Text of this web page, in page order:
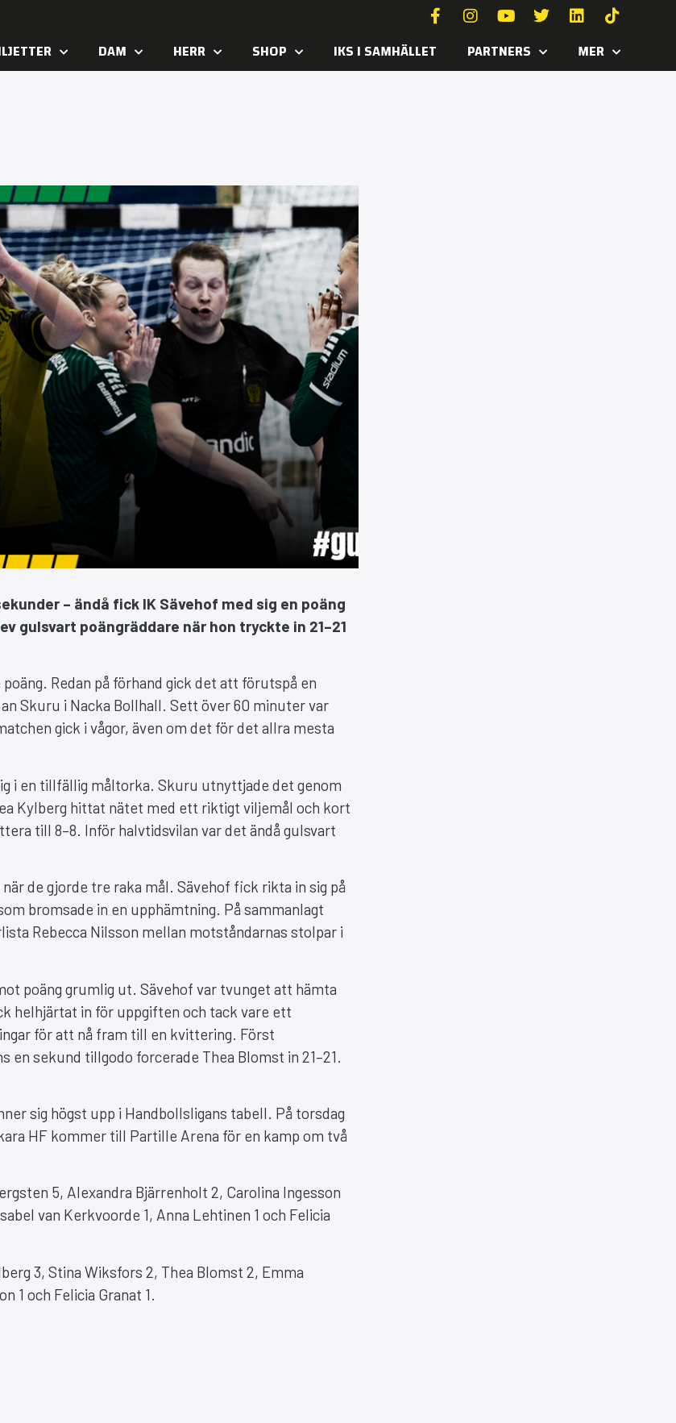
DAM HERR SHOP IKS I SAMHÄLLET PARTNERS MER
– ändå fick IK Sävehof med sig en poäng
gulsvart poängräddare när hon tryckte in 21–21
Redan på förhand gick det att förutspå en
Skuru i Nacka Bollhall. Sett över 60 minuter var
gick i vågor, även om det för det allra mesta
i en tillfällig måltorka. Skuru utnyttjade det genom
Kylberg hittat nätet med ett riktigt viljemål och kort
till 8–8. Inför halvtidsvilan var det ändå gulsvart
de gjorde tre raka mål. Sävehof fick rikta in sig på
bromsade in en upphämtning. På sammanlagt
Rebecca Nilsson mellan motståndarnas stolpar i
poäng grumlig ut. Sävehof var tvunget att hämta
helhjärtat in för uppgiften och tack vare ett
för att nå fram till en kvittering. Först
sekund tillgodo forcerade Thea Blomst in 21–21.
sig högst upp i Handbollsligans tabell. På torsdag
HF kommer till Partille Arena för en kamp om två
5, Alexandra Bjärrenholt 2, Carolina Ingesson
van Kerkvoorde 1, Anna Lehtinen 1 och Felicia
3, Stina Wiksfors 2, Thea Blomst 2, Emma
1 och Felicia Granat 1.